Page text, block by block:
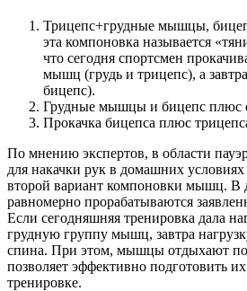
Трицепс+грудные мышцы,
эта компоновка называется
что сегодня спортсмен
мышц (грудь и трицепс), а
бицепс).
Грудные мышцы и бицепс плюс
Прокачка бицепса плюс
По мнению экспертов, в области
для накачки рук в домашних
второй вариант компоновки мышц. В
равномерно прорабатываются
Если сегодняшняя тренировка дала
грудную группу мышц, завтра
спина. При этом, мышцы отдыхают
позволяет эффективно подготовить
тренировке.